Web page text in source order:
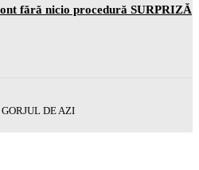
fără nicio procedură SURPRIZĂ
DE AZI